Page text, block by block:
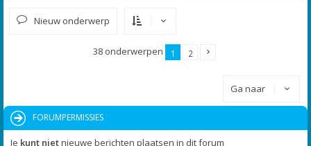
Nieuw onderwerp
38 onderwerpen 1 2
Ga naar
FORUMPERMISSIES
Je kunt nietnieuwe berichten plaatsen in dit forum